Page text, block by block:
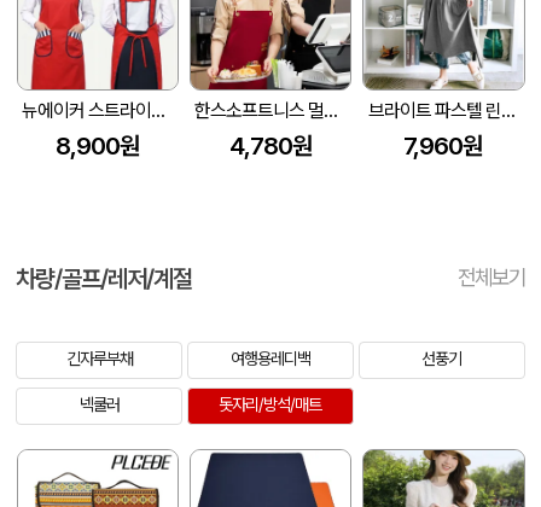
뉴에이커 스트라이프 H형 앞치마 SM-AE02
8,900원
한스소프트니스 멀티포켓고급앞치마 APR01
4,780원
브라이트 파스텔 린넨 롱 원피스 앞치마
7,960원
차량/골프/레저/계절 전체보기
긴자루부채 여행용레디백 선풍기
넥쿨러 돗자리/방석/매트